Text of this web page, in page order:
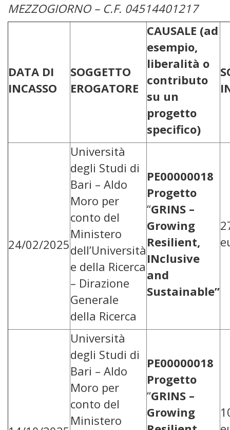
MEZZOGIORNO – C.F. 04514401217
DATA DI
INCASSO
SOGGETTO
EROGATORE
CAUSALE (ad
esempio,
liberalità o
contributo
su un
progetto
specifico)
24/02/2025
Università
degli Studi di
Bari – Aldo
Moro per
conto del
Ministero
dell’Università
e della Ricerca
– Dirazione
Generale
della Ricerca
PE00000018
Progetto
“GRINS –
Growing
Resilient,
INclusive
and
Sustainable”
Università
degli Studi di
Bari – Aldo
Moro per
conto del
Ministero
PE00000018
Progetto
“GRINS –
Growing